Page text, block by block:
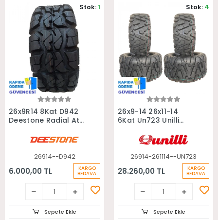
Sepete Ekle
26x9R14 8Kat D942
Deestone Radial Atv
26914--D942
6.000,00 TL KARGO
BEDAVA
Stok:1
Sepete Ekle
Sepete Ekle
26x9-14 26x11-14
6Kat Un723 Unilli
Lastiği
26914-261114--UN723
28.260,00 TL KARGO
BEDAVA
Stok: 4
Sepete Ekle